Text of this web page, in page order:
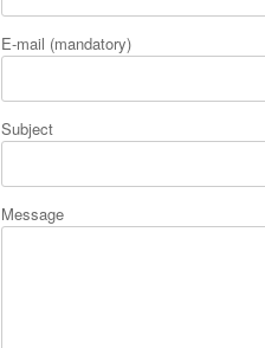
E-mail (mandatory)
Subject
Message